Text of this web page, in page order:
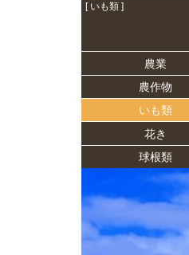
[ いも類 ]
農業
農作物
いも類
花き
球根類